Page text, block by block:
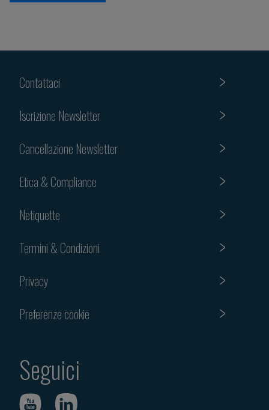
Contattaci
Iscrizione Newsletter
Cancellazione Newsletter
Etica & Compliance
Netiquette
Termini & Condizioni
Privacy
Preferenze cookie
Seguici